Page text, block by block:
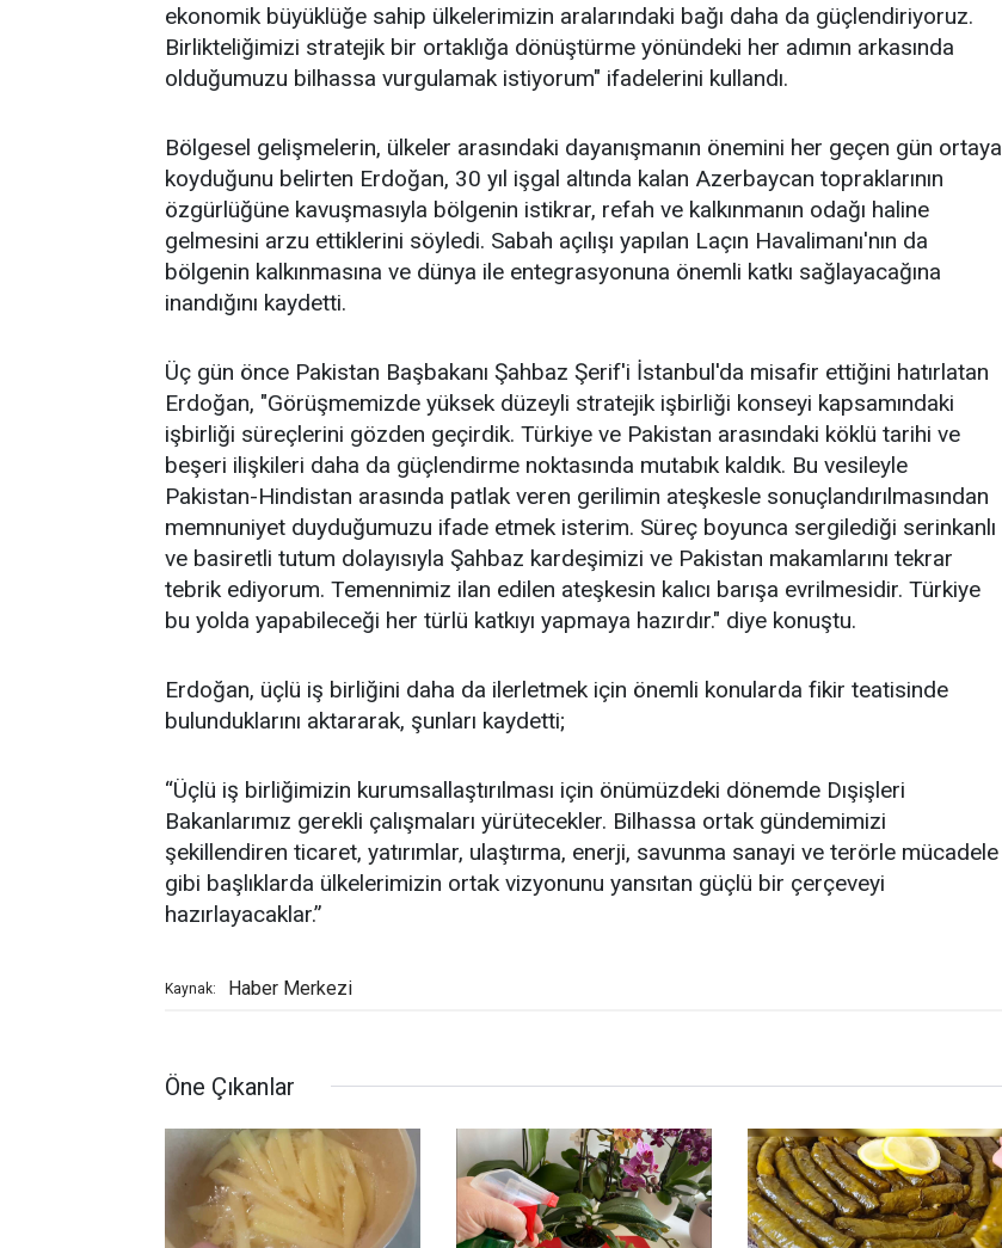
ekonomik büyüklüğe sahip ülkelerimizin aralarındaki bağı daha da güçlendiriyoruz.
Birlikteliğimizi stratejik bir ortaklığa dönüştürme yönündeki her adımın arkasında
olduğumuzu bilhassa vurgulamak istiyorum" ifadelerini kullandı.
Bölgesel gelişmelerin, ülkeler arasındaki dayanışmanın önemini her geçen gün ortaya
koyduğunu belirten Erdoğan, 30 yıl işgal altında kalan Azerbaycan topraklarının
özgürlüğüne kavuşmasıyla bölgenin istikrar, refah ve kalkınmanın odağı haline
gelmesini arzu ettiklerini söyledi. Sabah açılışı yapılan Laçın Havalimanı'nın da
bölgenin kalkınmasına ve dünya ile entegrasyonuna önemli katkı sağlayacağına
inandığını kaydetti.
Üç gün önce Pakistan Başbakanı Şahbaz Şerif'i İstanbul'da misafir ettiğini hatırlatan
Erdoğan, "Görüşmemizde yüksek düzeyli stratejik işbirliği konseyi kapsamındaki
işbirliği süreçlerini gözden geçirdik. Türkiye ve Pakistan arasındaki köklü tarihi ve
beşeri ilişkileri daha da güçlendirme noktasında mutabık kaldık. Bu vesileyle
Pakistan-Hindistan arasında patlak veren gerilimin ateşkesle sonuçlandırılmasından
memnuniyet duyduğumuzu ifade etmek isterim. Süreç boyunca sergilediği serinkanlı
ve basiretli tutum dolayısıyla Şahbaz kardeşimizi ve Pakistan makamlarını tekrar
tebrik ediyorum. Temennimiz ilan edilen ateşkesin kalıcı barışa evrilmesidir. Türkiye
bu yolda yapabileceği her türlü katkıyı yapmaya hazırdır." diye konuştu.
Erdoğan, üçlü iş birliğini daha da ilerletmek için önemli konularda fikir teatisinde
bulunduklarını aktararak, şunları kaydetti;
“Üçlü iş birliğimizin kurumsallaştırılması için önümüzdeki dönemde Dışişleri
Bakanlarımız gerekli çalışmaları yürütecekler. Bilhassa ortak gündemimizi
şekillendiren ticaret, yatırımlar, ulaştırma, enerji, savunma sanayi ve terörle mücadele
gibi başlıklarda ülkelerimizin ortak vizyonunu yansıtan güçlü bir çerçeveyi
hazırlayacaklar.”
Kaynak: Haber Merkezi
Öne Çıkanlar